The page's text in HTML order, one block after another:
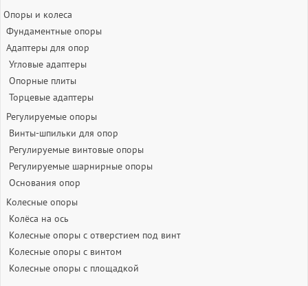
Опоры и колеса
Фундаментные опоры
Адаптеры для опор
Угловые адаптеры
Опорные плиты
Торцевые адаптеры
Регулируемые опоры
Винты-шпильки для опор
Регулируемые винтовые опоры
Регулируемые шарнирные опоры
Основания опор
Колесные опоры
Колёса на ось
Колесные опоры с отверстием под винт
Колесные опоры с винтом
Колесные опоры с площадкой